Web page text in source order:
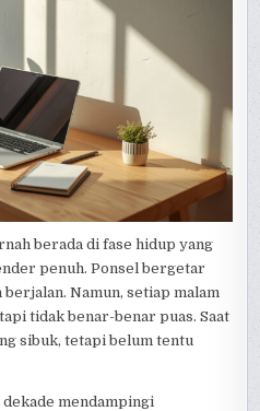
berada di fase hidup yang
penuh. Ponsel bergetar
Namun, setiap malam
tidak benar-benar puas. Saat
sibuk, tetapi belum tentu
mendampingi